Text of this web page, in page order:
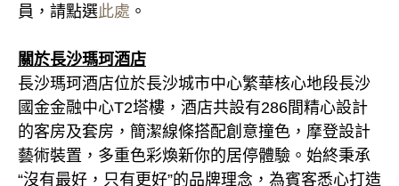
員，請點選此處 。
關於長沙瑪珂酒店
長沙瑪珂酒店位於長沙城市中心繁華核心地段長沙
國金金融中心T2塔樓，酒店共設有286間精心設計
的客房及套房，簡潔線條搭配創意撞色，摩登設計
藝術裝置，多重色彩煥新你的居停體驗。始終秉承
“沒有最好，只有更好”的品牌理念，為賓客悉心打造